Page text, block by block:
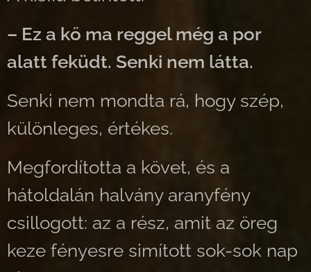
– Ez a kő ma reggel még a por
alatt feküdt. Senki nem látta.
Senki nem mondta rá, hogy szép,
különleges, értékes.
Megfordította a követ, és a
hátoldalán halvány aranyfény
csillogott: az a rész, amit az öreg
keze fényesre simított sok-sok nap